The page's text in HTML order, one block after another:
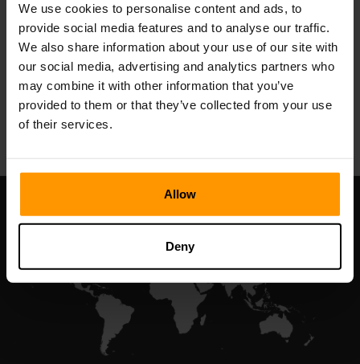
We use cookies to personalise content and ads, to
provide social media features and to analyse our traffic.
We also share information about your use of our site with
our social media, advertising and analytics partners who
may combine it with other information that you’ve
provided to them or that they’ve collected from your use
of their services.
Allow
Deny
Valheim
Hospedagem de servidor
All Games